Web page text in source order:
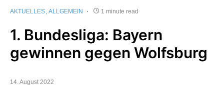
AKTUELLES ALLGEMEIN 1 minute read
1. Bundesliga: Bayern
gewinnen gegen Wolfsburg
14. August 2022